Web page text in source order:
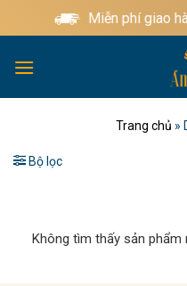
qua
dung
Miễn phí giao
Trang chủ »
Bộ lọc
Không tìm thấy sản phẩm